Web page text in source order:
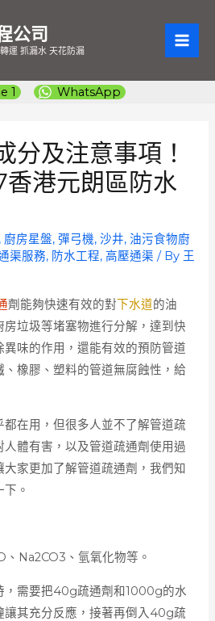
公司
運 抓漏水 天花防漏
1 WhatsApp
分及注意事項！
港元朗區防水
, 廚房星盤,彈弓機,沙井,油污食物廚
渠服務, 防水工程,高壓通渠 / By 王
劑能夠快速有效的對下水道的油
垃圾等堵塞物進行分解，達到快
異味的作用，還能有效的預防管道
橡膠、塑料的管道無腐蝕性，給
都在用，但很多人並不了解管道疏
體有害，以及管道疏通劑使用過
家更加了解管道疏通劑，我們知
。
Na2CO3、氫氧化物等。
，需要把40g疏通劑和1000g的水
讓其充分反應，接著再倒入40g疏